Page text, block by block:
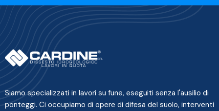
Siamo specializzati in lavori su fune, eseguiti senza l'ausilio di
ponteggi. Ci occupiamo di opere di difesa del suolo, interventi